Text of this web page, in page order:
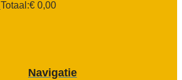
Totaal:€ 0,00
Navigatie